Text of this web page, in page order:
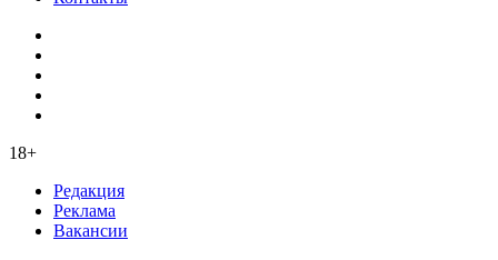
18+
Редакция
Реклама
Вакансии